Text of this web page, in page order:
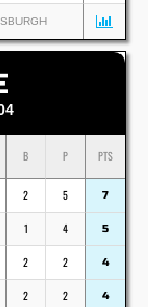
B P PTS
2 5 7
1 4 5
2 2 4
2 2 4